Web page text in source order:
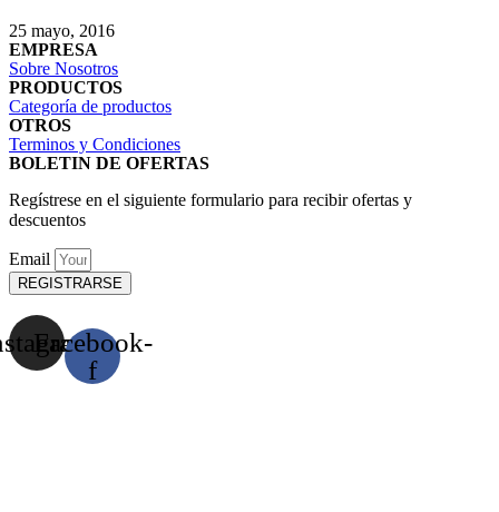
25 mayo, 2016
EMPRESA
Sobre Nosotros
PRODUCTOS
Categoría de productos
OTROS
Terminos y Condiciones
BOLETIN DE OFERTAS
Regístrese en el siguiente formulario para recibir ofertas y
descuentos
Email
REGISTRARSE
Facebook-
f